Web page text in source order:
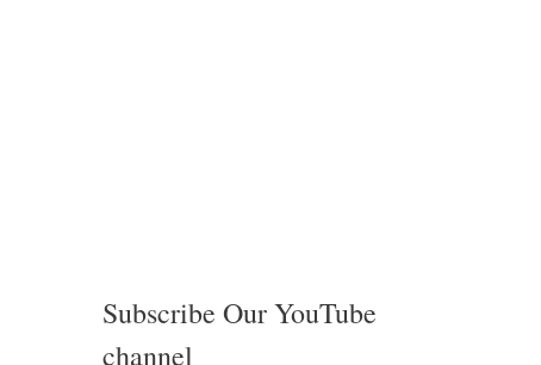
Subscribe Our YouTube
channel